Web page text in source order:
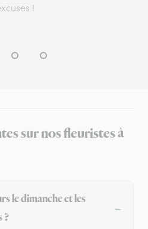
!
sur nos fleuristes à
le dimanche et les
?